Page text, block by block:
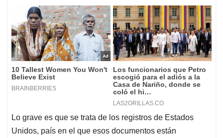
Lo grave es que se trata de los registros de Estados
Unidos, país en el que esos documentos están